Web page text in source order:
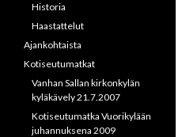
Historia
Haastattelut
Ajankohtaista
Kotiseutumatkat
Vanhan Sallan kirkonkylän
kyläkävely 21.7.2007
Kotiseutumatka Vuorikylään
juhannuksena 2009